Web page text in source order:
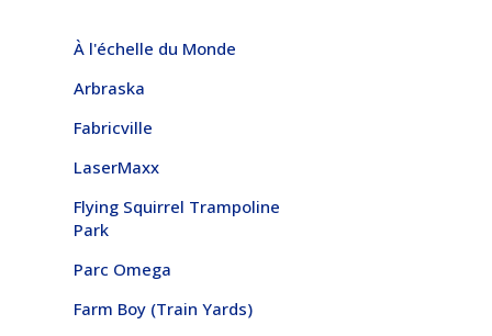
À l'échelle du Monde
Arbraska
Fabricville
LaserMaxx
Flying Squirrel Trampoline
Park
Parc Omega
Farm Boy (Train Yards)